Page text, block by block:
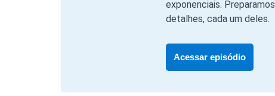
exponenciais.
detalhes, cada um deles.
Acessar episódio